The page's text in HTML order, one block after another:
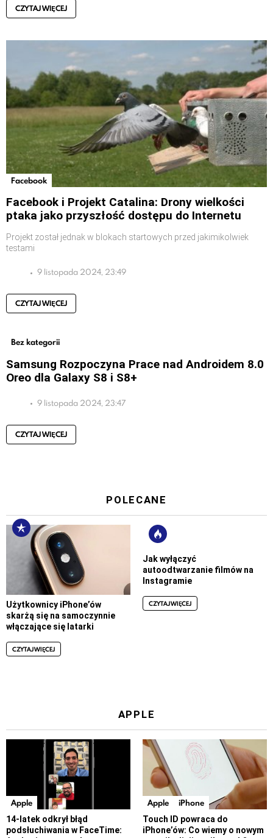
CZYTAJ WIĘCEJ
Facebook
Facebook i Projekt Catalina: Drony wielkości
ptaka jako przyszłość dostępu do Internetu
Projekt został jednak w blokach startowych przed jakimikolwiek
testami
9 listopada 2024, 23:49
CZYTAJ WIĘCEJ
Bez kategorii
Samsung Rozpoczyna Prace nad Androidem 8.0
Oreo dla Galaxy S8 i S8+
9 listopada 2024, 23:47
CZYTAJ WIĘCEJ
POLECANE
Użytkownicy iPhone’ów
skarżą się na samoczynnie
włączające się latarki
CZYTAJ WIĘCEJ
Jak wyłączyć
autoodtwarzanie filmów na
Instagramie
CZYTAJ WIĘCEJ
APPLE
Apple
14-latek odkrył błąd
podsłuchiwania w FaceTime:
Apple iPhone
Touch ID powraca do
iPhone’ów: Co wiemy o nowym